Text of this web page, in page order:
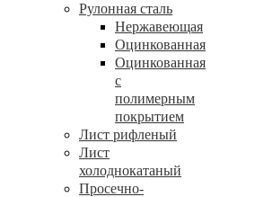
Рулонная сталь
Нержавеющая
Оцинкованная
Оцинкованная
с
полимерным
покрытием
Лист рифленый
Лист
холоднокатаный
Просечно-